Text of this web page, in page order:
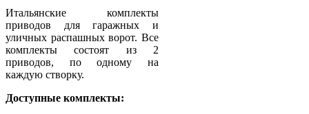
Итальянские комплекты
приводов для гаражных и
уличных распашных ворот. Все
комплекты состоят из 2
приводов, по одному на
каждую створку.
Доступные комплекты: